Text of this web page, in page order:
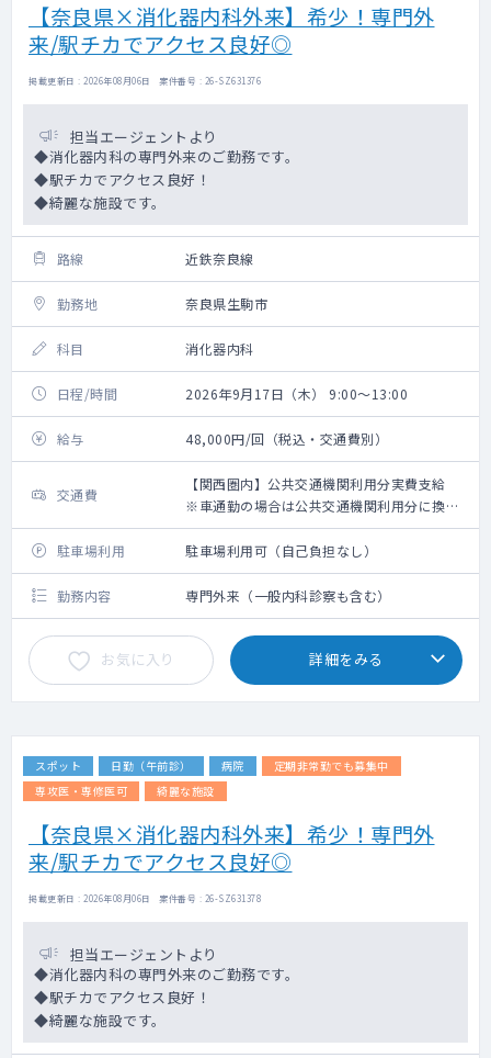
【奈良県×消化器内科外来】希少！専門外
来/駅チカでアクセス良好◎
掲載更新日 : 2026年08月06日 案件番号 : 26-SZ631376
担当エージェントより
◆消化器内科の専門外来のご勤務です。
◆駅チカでアクセス良好！
◆綺麗な施設です。
路線 近鉄奈良線
勤務地 奈良県生駒市
科目 消化器内科
日程/時間 2026年9月17日（木） 9:00～13:00
給与 48,000円/回（税込・交通費別）
交通費
【関西圏内】公共交通機関利用分実費支給
※車通勤の場合は公共交通機関利用分に換算
して支給（高速代は支給無し）【関西圏外】
上限10,000円の支給
駐車場利用 駐車場利用可（自己負担なし）
勤務内容 専門外来（一般内科診察も含む）
お気に入り 詳細をみる
スポット 日勤（午前診） 病院
定期非常勤でも募集中
専攻医・専修医可
綺麗な施設
【奈良県×消化器内科外来】希少！専門外
来/駅チカでアクセス良好◎
掲載更新日 : 2026年08月06日 案件番号 : 26-SZ631378
担当エージェントより
◆消化器内科の専門外来のご勤務です。
◆駅チカでアクセス良好！
◆綺麗な施設です。